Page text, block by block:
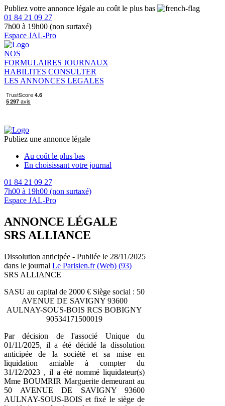
Publiez votre annonce légale au coût le plus bas
01 84 21 09 27
7h00 à 19h00 (non surtaxé)
Espace JAL-Pro
NOS
FORMULAIRES JOURNAUX
HABILITES CONSULTER
LES ANNONCES LEGALES
Publiez une annonce légale
Au coût le plus bas
En choisissant votre journal
01 84 21 09 27
7h00 à 19h00 (non surtaxé)
Espace JAL-Pro
ANNONCE LÉGALE
SRS ALLIANCE
Dissolution anticipée - Publiée le 28/11/2025
dans le journal Le Parisien.fr (Web) (93)
SRS ALLIANCE
SASU au capital de 2000 € Siège social : 50
AVENUE DE SAVIGNY 93600
AULNAY-SOUS-BOIS RCS BOBIGNY
90534171500019
Par décision de l'associé Unique du
01/11/2025, il a été décidé la dissolution
anticipée de la société et sa mise en
liquidation amiable à compter du
31/12/2023 , il a été nommé liquidateur(s)
Mme BOUMRIR Marguerite demeurant au
50 AVENUE DE SAVIGNY 93600
AULNAY-SOUS-BOIS et fixé le siège de